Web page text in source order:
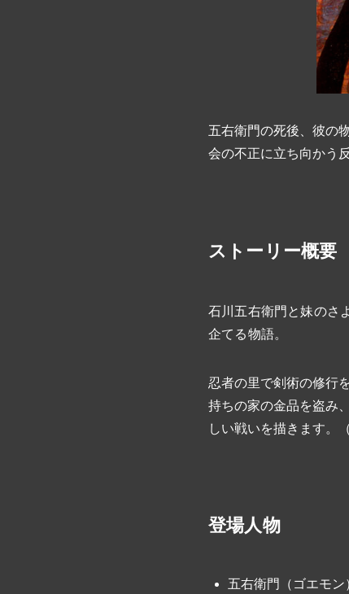
五右衛門の死後、彼の
会の不正に立ち向かう
ストーリー概要
石川五右衛門と妹のさ
企てる物語。
忍者の里で剣術の修行
持ちの家の金品を盗み
しい戦いを描きます。
登場人物
五右衛門（ゴエモ